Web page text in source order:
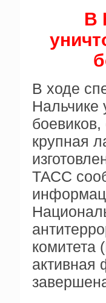
В
В ходе
Нальчике
крупная
ТАСС
комитета
активная